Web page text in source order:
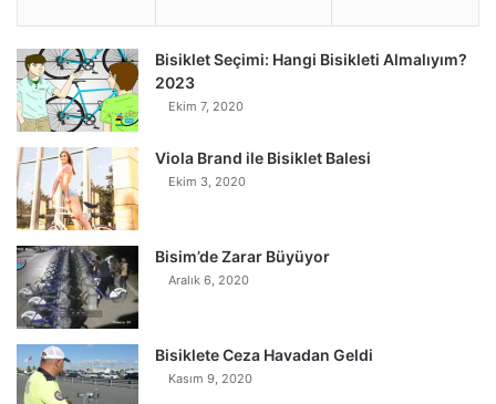
Bisiklet Seçimi: Hangi Bisikleti Almalıyım?
2023
Ekim 7, 2020
Viola Brand ile Bisiklet Balesi
Ekim 3, 2020
Bisim’de Zarar Büyüyor
Aralık 6, 2020
Bisiklete Ceza Havadan Geldi
Kasım 9, 2020